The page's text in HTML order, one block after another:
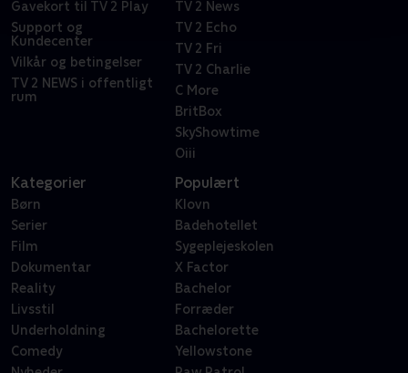
Gavekort til TV 2 Play
Support og
Kundecenter
Vilkår og betingelser
TV 2 NEWS i offentligt
rum
TV 2 News
TV 2 Echo
TV 2 Fri
TV 2 Charlie
C More
BritBox
SkyShowtime
Oiii
Kategorier
Børn
Serier
Film
Dokumentar
Reality
Livsstil
Underholdning
Comedy
Populært
Klovn
Badehotellet
Sygeplejeskolen
X Factor
Bachelor
Forræder
Bachelorette
Yellowstone